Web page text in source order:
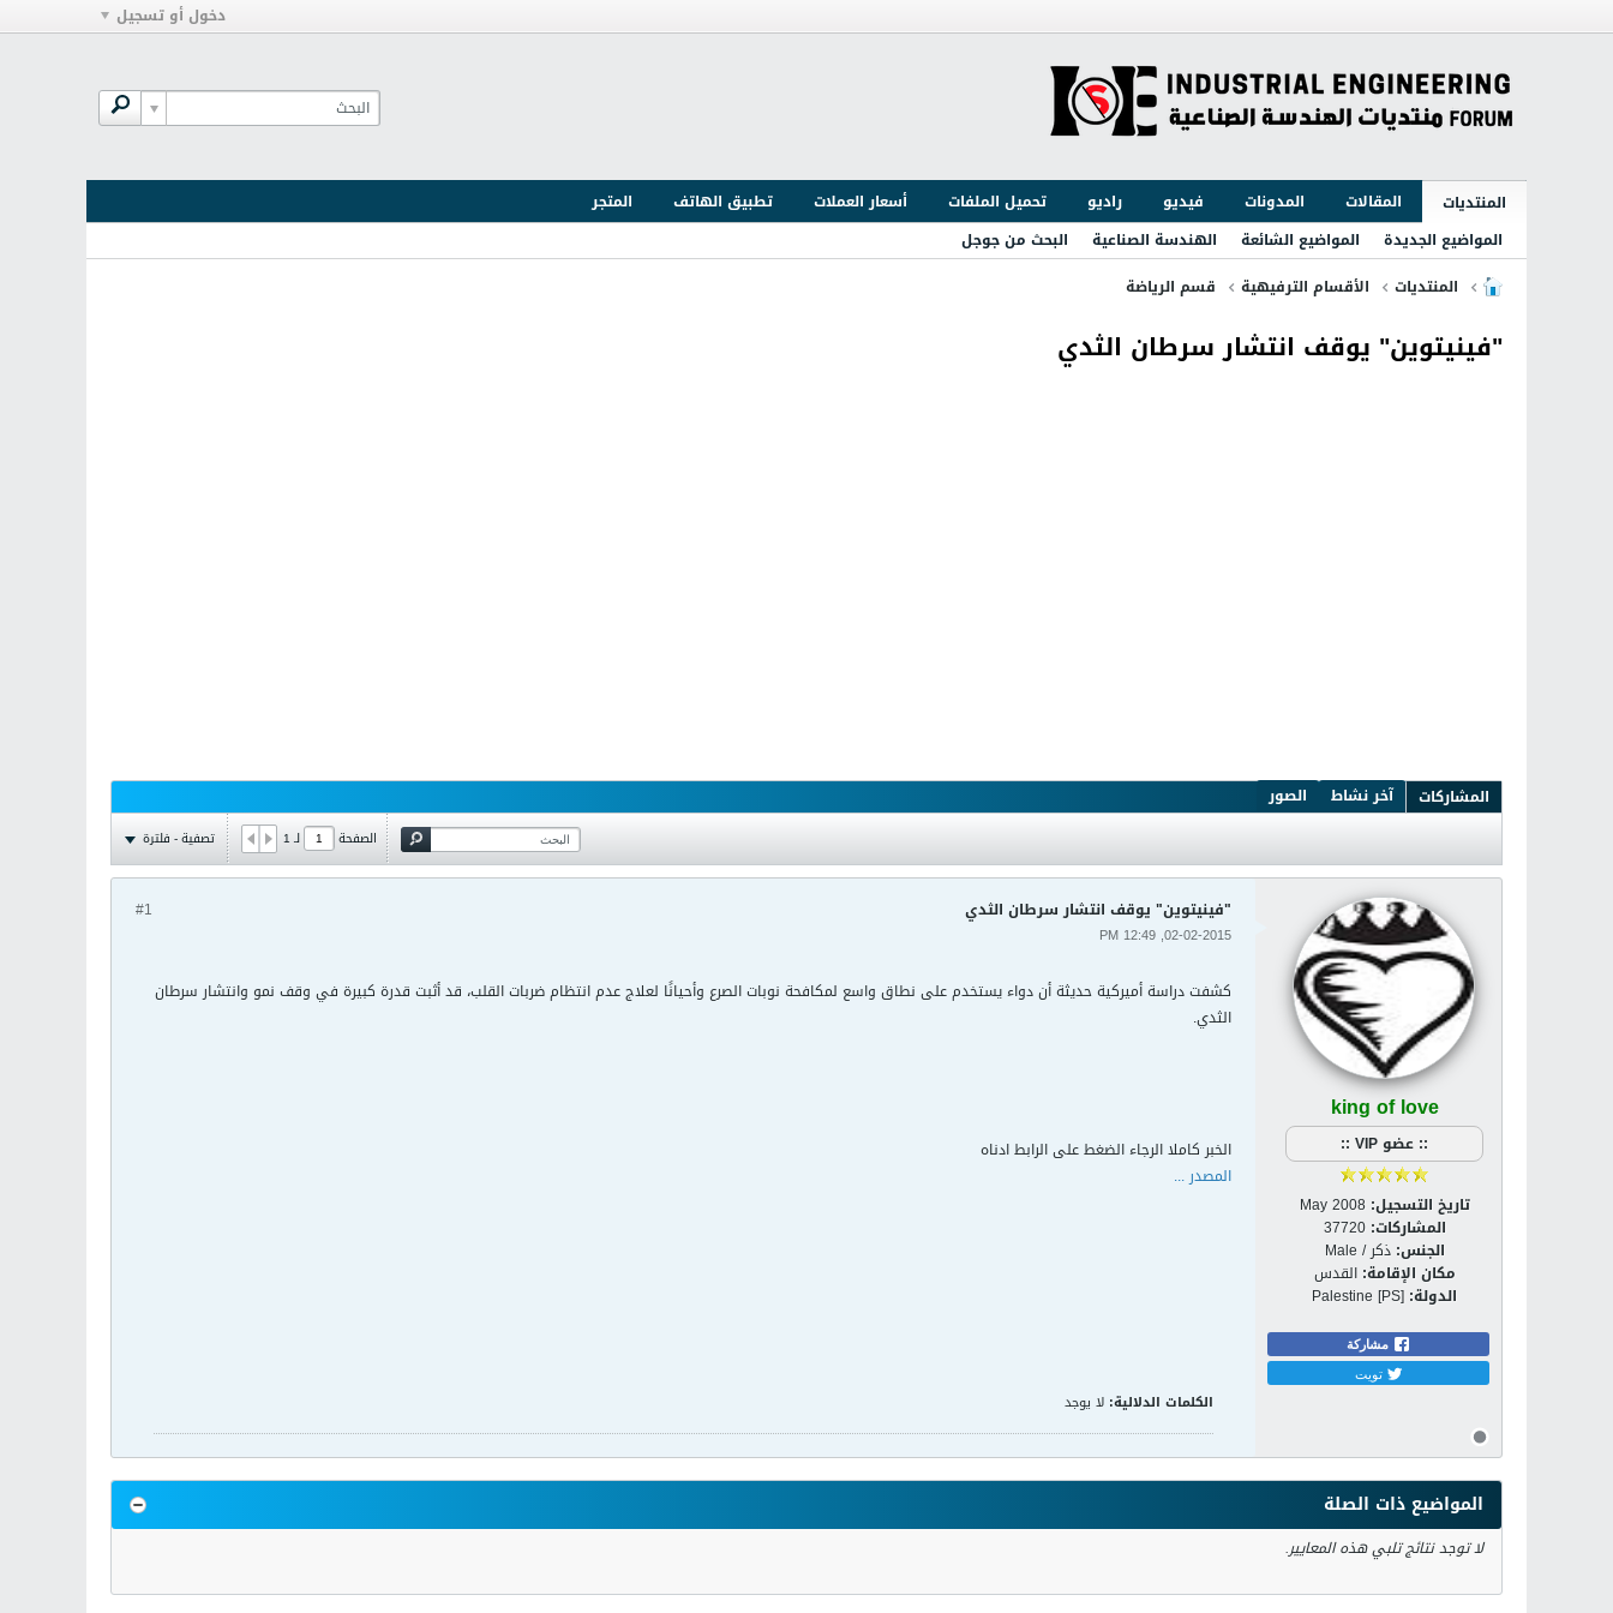
دخول أو تسجيل
المنتديات المقالات المدونات فيديو راديو تحميل الملفات أسعار العملات تطبيق الهاتف
المتجر
المواضيع الجديدة
المواضيع الشائعة الهندسة الصناعية
البحث من جوجل
المنتديات
الأقسام الترفيهية قسم الرياضة
"فينيتوين" يوقف انتشار سرطان الثدي
المشاركات آخر نشاط الصور
الصفحة لـ1 تصفية - فلترة
king of love
:: عضو VIP ::
تاريخ التسجيل: May 2008
المشاركات: 37720
الجنس: ذكر / Male
مكان الإقامة: القدس
الدولة: Palestine [PS]
مشاركة
تويت
#1 "فينيتوين" يوقف انتشار سرطان الثدي
02-02-2015, 12:49 PM
كشفت دراسة أميركية حديثة أن دواء يستخدم على نطاق واسع لمكافحة نوبات الصرع وأحيانًا لعلاج عدم انتظام ضربات القلب، قد أثبت قدرة كبيرة في وقف نمو وانتشار سرطان
الثدي.
الخبر كاملا الرجاء الضغط على الرابط ادناه
المصدر ...
الكلمات الدلالية: لا يوجد
المواضيع ذات الصلة
لا توجد نتائج تلبي هذه المعايير.